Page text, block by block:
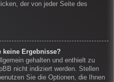
der von jeder Seite des
keine Ergebnisse?
gehalten und enthielt zu
nicht indiziert werden. Stellen
Sie die Optionen, die Ihnen